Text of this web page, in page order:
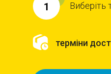
1 Виберіть
терміни